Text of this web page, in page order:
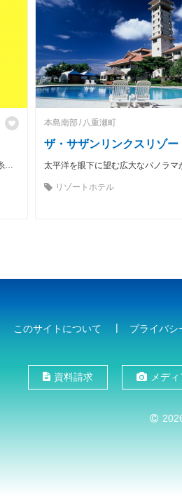
自然がいっぱい大度海岸！ 沖縄本島最南端・糸満市、手づくり沖縄料理で家庭的なおもてなし、子連れ歓迎の宿
本島南部 八重瀬町
ザ・サザンリンクスリゾー
リゾートホテル
このサイトについて プライバシ
資料請求 メデ